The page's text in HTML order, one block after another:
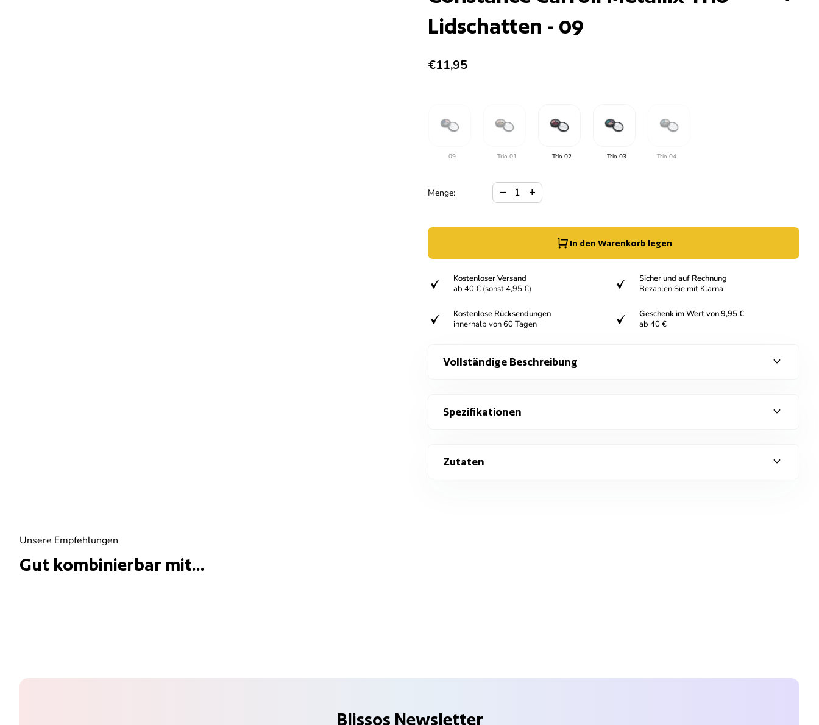
Lidschatten - 09
Regulärer Preis
€11,95
09 Trio 01 Trio 02 Trio 03 Trio 04
Menge:
Verringerung der Menge für
remove
Menge erhöhen für
add
In den Warenkorb legen
verifiziert
Kostenloser Versand
ab 40 € (sonst 4,95 €)
verifiziert
Sicher und auf Rechnung
Bezahlen Sie mit Klarna
verifiziert
Kostenlose Rücksendungen
innerhalb von 60 Tagen verifiziert
Geschenk im Wert von 9,95 €
ab 40 €
Vollständige Beschreibung expand_more
Spezifikationen expand_more
Zutaten expand_more
Unsere Empfehlungen
Gut kombinierbar mit...
Blissos Newsletter